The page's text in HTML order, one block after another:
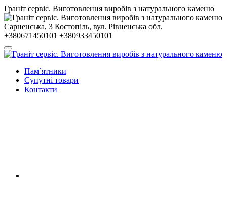
Гранiт сервiс. Виготовлення виробів з натурального каменю
Сарненська, 3 Костопiль, вул. Рiвненська обл.
+380671450101 +380933450101
Пам`ятники
Супутні товари
Контакти